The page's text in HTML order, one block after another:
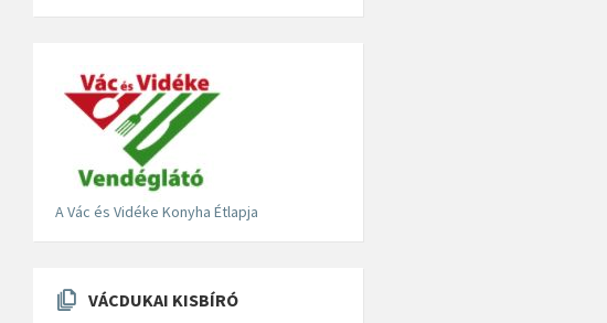
A Vác és Vidéke Konyha Étlapja
VÁCDUKAI KISBÍRÓ